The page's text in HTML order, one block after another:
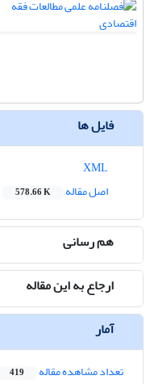
فایل ها
اصل مقاله
578.66 K
هم رسانی
ارجاع به این مقاله
آمار
تعداد مشاهده مقاله 419